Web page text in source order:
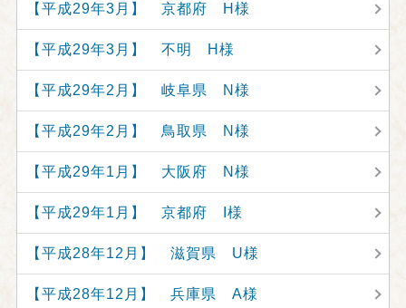
【平成29年3月】 京都府 H様
【平成29年3月】 不明 H様
【平成29年2月】 岐阜県 N様
【平成29年2月】 鳥取県 N様
【平成29年1月】 大阪府 N様
【平成29年1月】 京都府 I様
【平成28年12月】 滋賀県 U様
【平成28年12月】 兵庫県 A様